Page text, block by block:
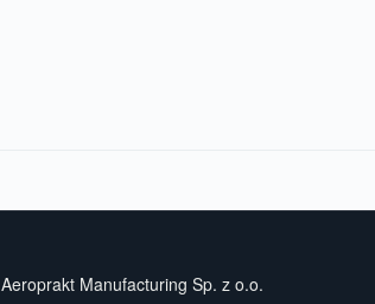
Aeroprakt Manufacturing Sp. z o.o.